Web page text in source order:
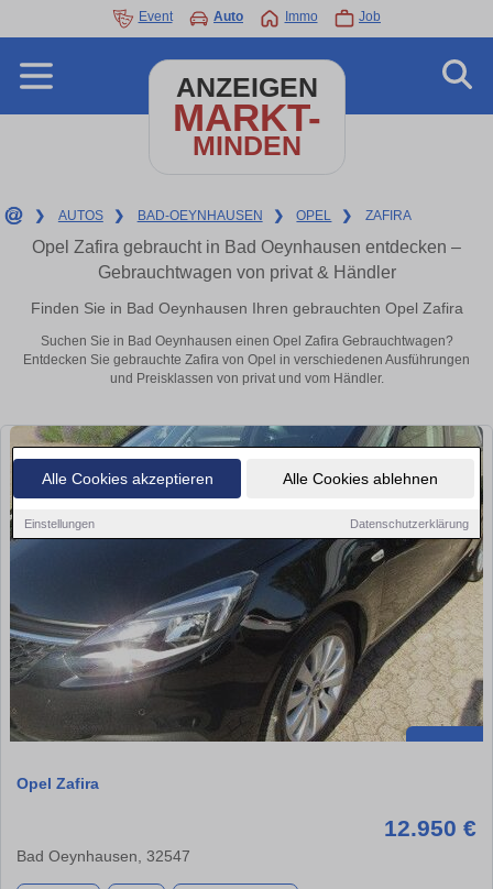
Alle Cookies akzeptieren Alle Cookies ablehnen
Einstellungen Datenschutzerklärung
Event Auto Immo Job
ANZEIGEN
MARKT-
MINDEN
❯ AUTOS ❯ BAD-OEYNHAUSEN ❯ OPEL ❯ ZAFIRA
Opel Zafira gebraucht in Bad Oeynhausen entdecken –
Gebrauchtwagen von privat & Händler
Finden Sie in Bad Oeynhausen Ihren gebrauchten Opel Zafira
Suchen Sie in Bad Oeynhausen einen Opel Zafira Gebrauchtwagen?
Entdecken Sie gebrauchte Zafira von Opel in verschiedenen Ausführungen
und Preisklassen von privat und vom Händler.
Opel Zafira
12.950 €
Bad Oeynhausen, 32547